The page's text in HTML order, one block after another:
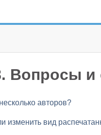
Вопросы и
авторов?
изменить вид